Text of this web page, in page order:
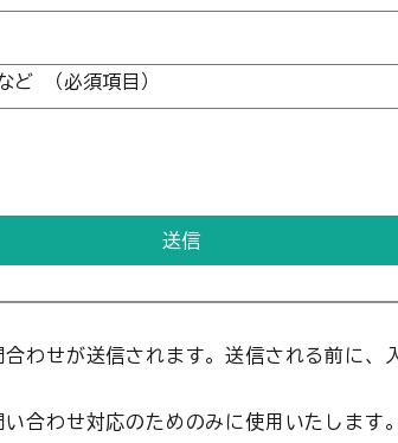
ど （必須項目）
送信
わせが送信されます。送信される前に、
合わせ対応のためのみに使用いたします。